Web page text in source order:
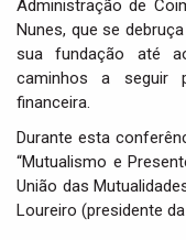
Administração de
Nunes, que se
sua fundação até
caminhos a seguir
financeira.
Durante esta
“Mutualismo e
União das
Loureiro (presidente